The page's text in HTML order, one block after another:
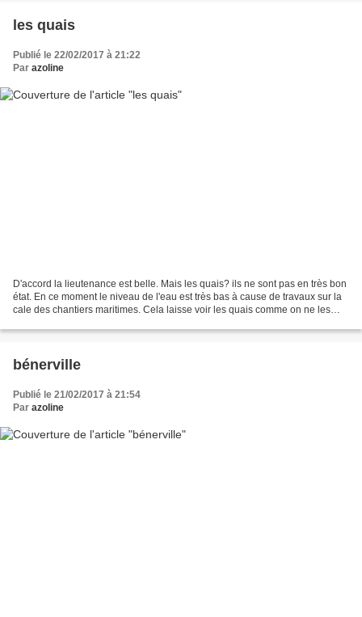
les quais
Publié le 22/02/2017 à 21:22
Par azoline
D'accord la lieutenance est belle. Mais les quais? ils ne sont pas en très bon
état. En ce moment le niveau de l'eau est très bas à cause de travaux sur la
cale des chantiers maritimes. Cela laisse voir les quais comme on ne les
bénerville
Publié le 21/02/2017 à 21:54
Par azoline